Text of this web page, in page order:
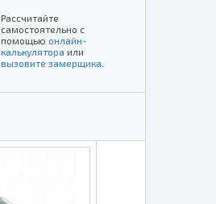
Рассчитайте
самостоятельно с
помощью онлайн-
калькулятора или
вызовите замерщика